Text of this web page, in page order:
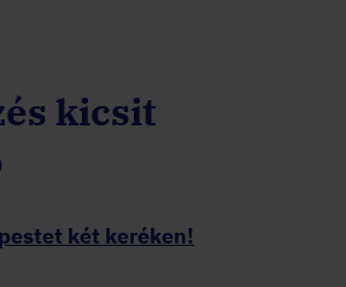
kicsit
két keréken!